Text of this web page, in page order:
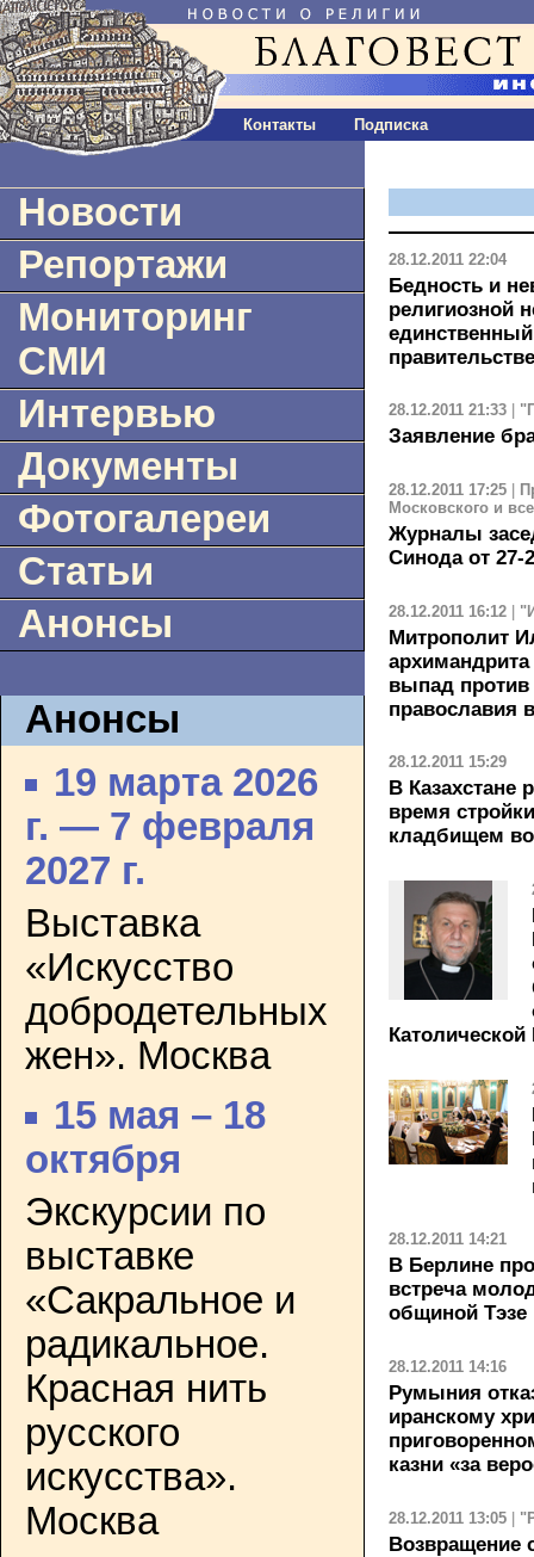
Контакты Подписка
Новости
Репортажи
Мониторинг
СМИ
Интервью
Документы
Фотогалереи
Статьи
Анонсы
Анонсы
19 марта 2026
г. — 7 февраля
2027 г.
Выставка
«Искусство
добродетельных
жен». Москва
15 мая – 18
октября
Экскурсии по
выставке
«Сакральное и
радикальное.
Красная нить
русского
искусства».
Москва
28.12.2011 22:04
Бедность и
религиозной
28.12.2011 21:33
Заявление
28.12.2011 17:25
Московского и
Журналы
Синода от 27-
28.12.2011 16:12 |
Митрополит
выпад
православия
28.12.2011 15:29
В
время
кладбищем
Католической
28.12.2011 14:21
В Берлине
встреча
общиной Тэзе
28.12.2011 14:16
Румыния
иранскому
казни «за
28.12.2011 13:05 |
Возвращение